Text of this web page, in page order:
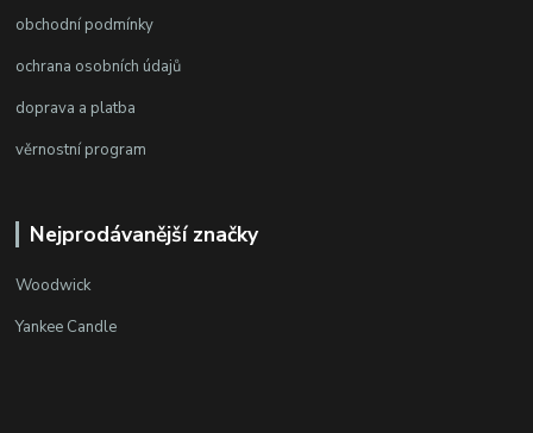
obchodní podmínky
ochrana osobních údajů
doprava a platba
věrnostní program
Nejprodávanější značky
Woodwick
Yankee Candle